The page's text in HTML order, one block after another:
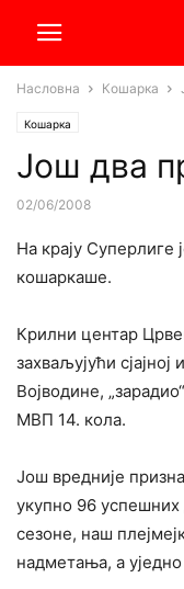
Насловна Кошарка
Кошарка
Још два
02/06/2008
На крају Суперлиге
кошаркаше.
Крилни центар
захваљујући
Војводине,
МВП 14. кола.
Још вредније
укупно 96
сезоне, наш
надметања, а